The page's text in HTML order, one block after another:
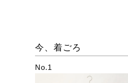
今、着ごろ
No.1